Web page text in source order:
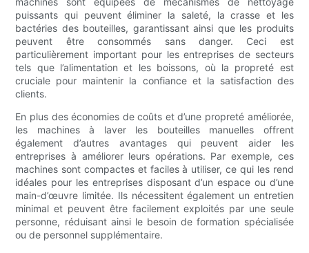
puissants qui peuvent éliminer la saleté, la crasse et les
bactéries des bouteilles, garantissant ainsi que les produits
peuvent être consommés sans danger. Ceci est
particulièrement important pour les entreprises de secteurs
tels que l’alimentation et les boissons, où la propreté est
cruciale pour maintenir la confiance et la satisfaction des
clients.
En plus des économies de coûts et d’une propreté améliorée,
les machines à laver les bouteilles manuelles offrent
également d’autres avantages qui peuvent aider les
entreprises à améliorer leurs opérations. Par exemple, ces
machines sont compactes et faciles à utiliser, ce qui les rend
idéales pour les entreprises disposant d’un espace ou d’une
main-d’œuvre limitée. Ils nécessitent également un entretien
minimal et peuvent être facilement exploités par une seule
personne, réduisant ainsi le besoin de formation spécialisée
ou de personnel supplémentaire.